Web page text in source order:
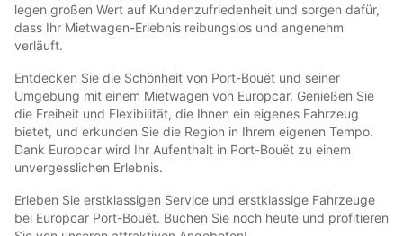
legen großen Wert auf Kundenzufriedenheit und sorgen dafür,
dass Ihr Mietwagen-Erlebnis reibungslos und angenehm
verläuft.
Entdecken Sie die Schönheit von Port-Bouët und seiner
Umgebung mit einem Mietwagen von Europcar. Genießen Sie
die Freiheit und Flexibilität, die Ihnen ein eigenes Fahrzeug
bietet, und erkunden Sie die Region in Ihrem eigenen Tempo.
Dank Europcar wird Ihr Aufenthalt in Port-Bouët zu einem
unvergesslichen Erlebnis.
Erleben Sie erstklassigen Service und erstklassige Fahrzeuge
bei Europcar Port-Bouët. Buchen Sie noch heute und profitieren